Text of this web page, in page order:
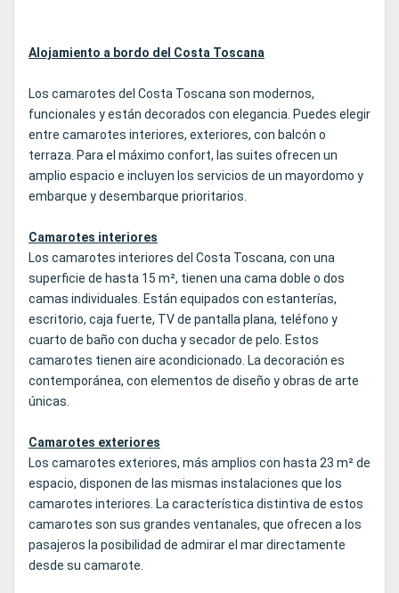
Alojamiento a bordo del Costa Toscana
Los camarotes del Costa Toscana son modernos,
funcionales y están decorados con elegancia. Puedes elegir
entre camarotes interiores, exteriores, con balcón o
terraza. Para el máximo confort, las suites ofrecen un
amplio espacio e incluyen los servicios de un mayordomo y
embarque y desembarque prioritarios.
Camarotes interiores
Los camarotes interiores del Costa Toscana, con una
superficie de hasta 15 m², tienen una cama doble o dos
camas individuales. Están equipados con estanterías,
escritorio, caja fuerte, TV de pantalla plana, teléfono y
cuarto de baño con ducha y secador de pelo. Estos
camarotes tienen aire acondicionado. La decoración es
contemporánea, con elementos de diseño y obras de arte
únicas.
Camarotes exteriores
Los camarotes exteriores, más amplios con hasta 23 m² de
espacio, disponen de las mismas instalaciones que los
camarotes interiores. La característica distintiva de estos
camarotes son sus grandes ventanales, que ofrecen a los
pasajeros la posibilidad de admirar el mar directamente
desde su camarote.